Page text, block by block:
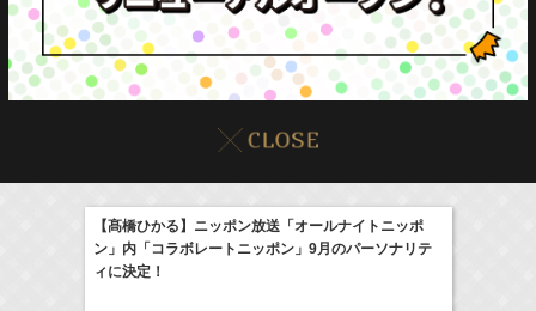
本日の出演情報8/7(Fri) イベント販売情報
17:10-17:30
( Radio
【髙橋ひかる】ニッポン放送「オールナイトニッポ
ン」内「コラボレートニッポン」9月のパーソナリテ
ィに決定！